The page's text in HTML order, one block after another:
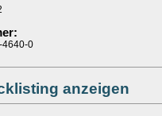
4640-0
anzeigen